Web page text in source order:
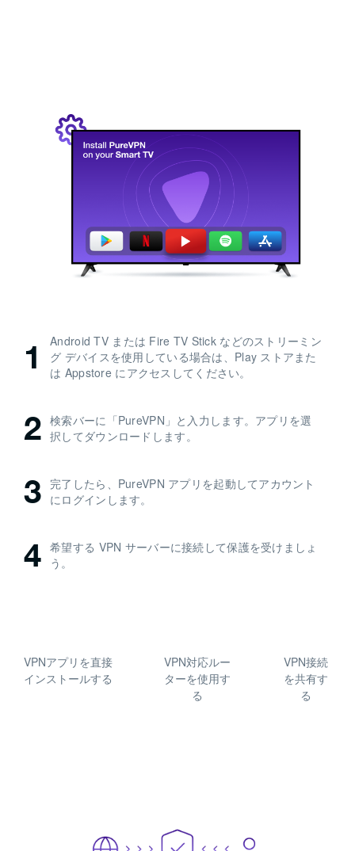
VPNアプリを直接
インストールする
VPN対応ルー
ターを使用す
る
VPN接続
を共有す
る
1
Android TV または Fire TV Stick などのストリーミン
グ デバイスを使用している場合は、Play ストアまた
は Appstore にアクセスしてください。
2 検索バーに「PureVPN」と入力します。アプリを選
択してダウンロードします。
3
完了したら、PureVPN アプリを起動してアカウント
にログインします。
4 希望する VPN サーバーに接続して保護を受けましょ
う。